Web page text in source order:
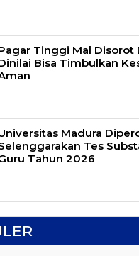
Tinggi Mal Disorot
Bisa Timbulkan
Madura
Tes
Tahun 2026